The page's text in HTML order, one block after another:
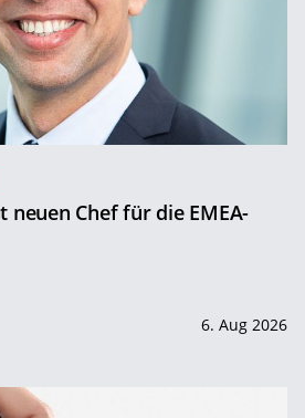
neuen Chef für die EMEA-
6. Aug 2026